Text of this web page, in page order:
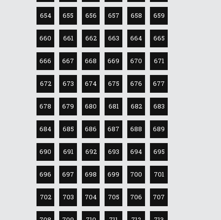
654 655 656 657 658 659
660 661 662 663 664 665
666 667 668 669 670 671
672 673 674 675 676 677
678 679 680 681 682 683
684 685 686 687 688 689
690 691 692 693 694 695
696 697 698 699 700 701
702 703 704 705 706 707